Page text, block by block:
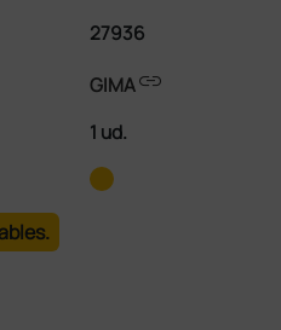
27936
GIMAlink
1 ud.